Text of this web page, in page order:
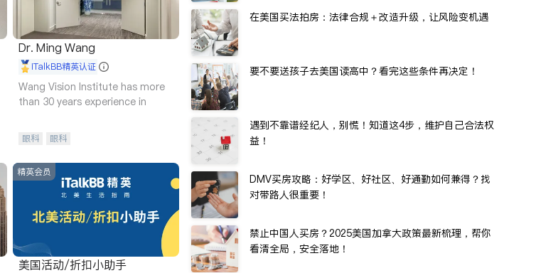
Dr. Ming Wang
iTalkBB精英认证
Wang Vision Institute has more
than 30 years experience in
眼科 眼科
精英会员
美国活动/折扣小助手
在美国买法拍房：法律合规＋改造升级，让风险变机遇
要不要送孩子去美国读高中？看完这些条件再决定！
遇到不靠谱经纪人，别慌！知道这4步，维护自己合法权
益！
DMV买房攻略：好学区、好社区、好通勤如何兼得？找
对带路人很重要！
禁止中国人买房？2025美国加拿大政策最新梳理，帮你
看清全局，安全落地！